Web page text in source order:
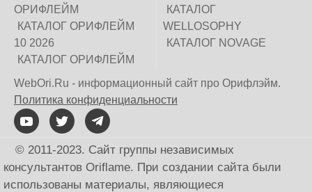
ОРИФЛЕЙМ
КАТАЛОГ ОРИФЛЕЙМ
10 2026
КАТАЛОГ ОРИФЛЕЙМ
КАТАЛОГ
WELLOSOPHY
КАТАЛОГ NOVAGE
WebOri.Ru - информационный сайт про Орифлэйм.
Политика конфиденциальности
© 2011-2023. Сайт группы независимых
консультантов Oriflame. При создании сайта были
использованы материалы, являющиеся